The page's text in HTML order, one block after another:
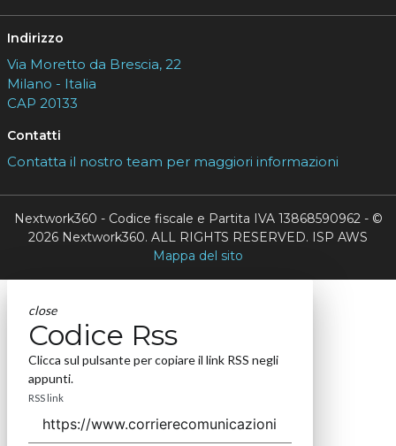
Indirizzo
Via Moretto da Brescia, 22
Milano - Italia
CAP 20133
Contatti
Contatta il nostro team per maggiori informazioni
Nextwork360 - Codice fiscale e Partita IVA 13868590962 - ©
2026 Nextwork360. ALL RIGHTS RESERVED. ISP AWS
Mappa del sito
close
Codice Rss
Clicca sul pulsante per copiare il link RSS negli
appunti.
RSS link